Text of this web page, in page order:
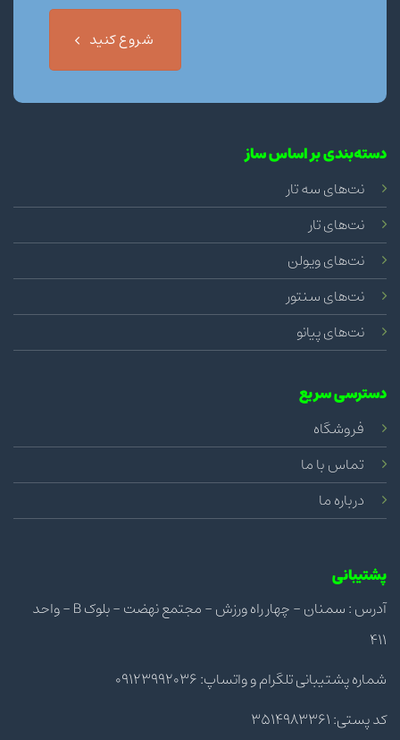
شروع کنید
دسته‌بندی بر اساس ساز
نت‌های سه تار
نت‌های تار
نت‌های ویولن
نت‌های سنتور
نت‌های پیانو
دسترسی سریع
فروشگاه
تماس با ما
درباره ما
پشتیبانی
آدرس : سمنان - چهار راه ورزش - مجتمع نهضت - بلوک B - واحد
411
شماره پشتیبانی تلگرام و واتساپ: 09123992036
کد پستی: 3514983361